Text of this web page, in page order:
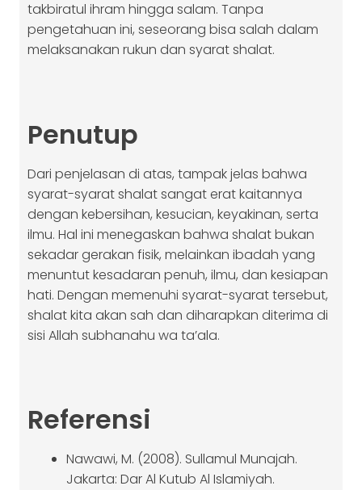
takbiratul ihram hingga salam. Tanpa
pengetahuan ini, seseorang bisa salah dalam
melaksanakan rukun dan syarat shalat.
Penutup
Dari penjelasan di atas, tampak jelas bahwa
syarat-syarat shalat sangat erat kaitannya
dengan kebersihan, kesucian, keyakinan, serta
ilmu. Hal ini menegaskan bahwa shalat bukan
sekadar gerakan fisik, melainkan ibadah yang
menuntut kesadaran penuh, ilmu, dan kesiapan
hati. Dengan memenuhi syarat-syarat tersebut,
shalat kita akan sah dan diharapkan diterima di
sisi Allah subhanahu wa ta’ala.
Referensi
Nawawi, M. (2008). Sullamul Munajah.
Jakarta: Dar Al Kutub Al Islamiyah.